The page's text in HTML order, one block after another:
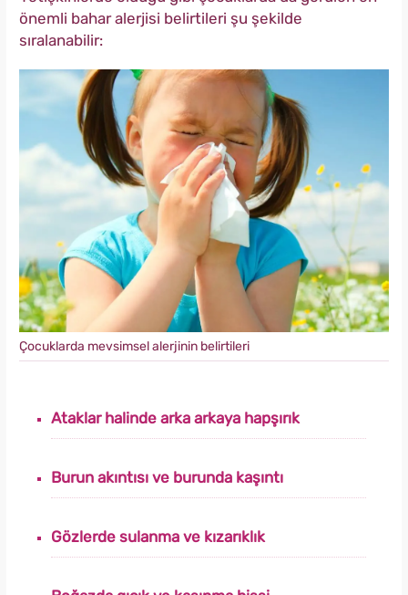
önemli bahar alerjisi belirtileri şu şekilde
sıralanabilir:
Çocuklarda mevsimsel alerjinin belirtileri
Ataklar halinde arka arkaya hapşırık
Burun akıntısı ve burunda kaşıntı
Gözlerde sulanma ve kızarıklık